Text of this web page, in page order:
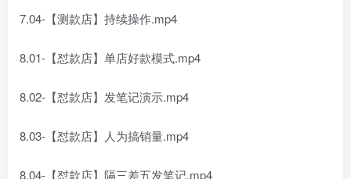
7.04-【测款店】持续操作.mp4
8.01-【怼款店】单店好款模式.mp4
8.02-【怼款店】发笔记演示.mp4
8.03-【怼款店】人为搞销量.mp4
8.04-【怼款店】隔三差五发笔记.mp4